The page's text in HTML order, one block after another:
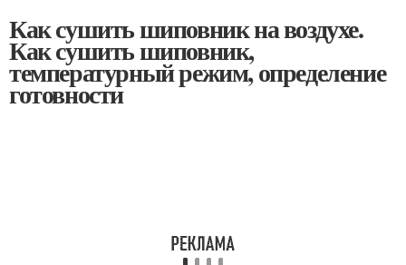
Как сушить шиповник на воздухе.
Как сушить шиповник,
температурный режим, определение
готовности